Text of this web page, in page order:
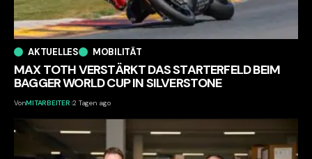
AKTUELLES MOBILITÄT
MAX TOTH VERSTÄRKT DAS STARTERFELD BEIM
BAGGER WORLD CUP IN SILVERSTONE
VonMITARBEITER 2 Tagen ago